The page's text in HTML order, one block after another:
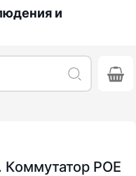
и
POE